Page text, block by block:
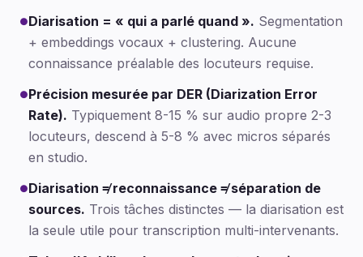
●Diarisation = « qui a parlé quand ». Segmentation
+ embeddings vocaux + clustering. Aucune
connaissance préalable des locuteurs requise.
●Précision mesurée par DER (Diarization Error
Rate). Typiquement 8-15 % sur audio propre 2-3
locuteurs, descend à 5-8 % avec micros séparés
en studio.
●Diarisation ≠ reconnaissance ≠ séparation de
sources. Trois tâches distinctes — la diarisation est
la seule utile pour transcription multi-intervenants.